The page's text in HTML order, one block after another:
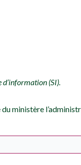
d’information (SI).
ministère